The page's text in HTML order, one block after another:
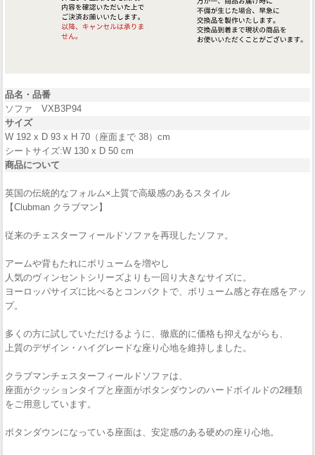
品名・品番
ソファ VXB3P94
サイズ
W 192 x D 93 x H 70（座面まで 38）cm
シートサイズ:W 130 x D 50 cm
商品について
英国の伝統的なフォルム×上質で高級感のあるスタイル
【Clubman クラブマン】
従来のチェスターフィールドソファを再現したソファ。
アームや背もたれにボリュームを増やし
人気のヴィンセントシリーズよりも一回り大きなサイズに。
ヨーロッパサイズに比べるとコンパクトで、ボリューム感と存在感をアッ
プ。
多くの方に試していただけるように、徹底的に価格も抑えながらも、
上質のデザイン・ハイグレードな座り心地を維持しました。
クラブマンチェスターフィールドソファは、
座面がクッションタイプと座面がボタンダウンのハードボイルドの2種類
をご用意しています。
ボタンダウンになっている座面は、安定感のある硬めの座り心地。